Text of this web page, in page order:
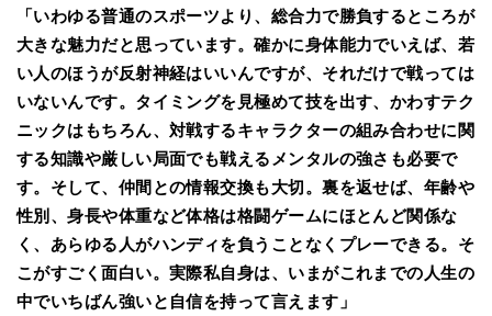
「いわゆる普通のスポーツより、総合力で勝負するところが
大きな魅力だと思っています。確かに身体能力でいえば、若
い人のほうが反射神経はいいんですが、それだけで戦っては
いないんです。タイミングを見極めて技を出す、かわすテク
ニックはもちろん、対戦するキャラクターの組み合わせに関
する知識や厳しい局面でも戦えるメンタルの強さも必要で
す。そして、仲間との情報交換も大切。裏を返せば、年齢や
性別、身長や体重など体格は格闘ゲームにほとんど関係な
く、あらゆる人がハンディを負うことなくプレーできる。そ
こがすごく面白い。実際私自身は、いまがこれまでの人生の
中でいちばん強いと自信を持って言えます」